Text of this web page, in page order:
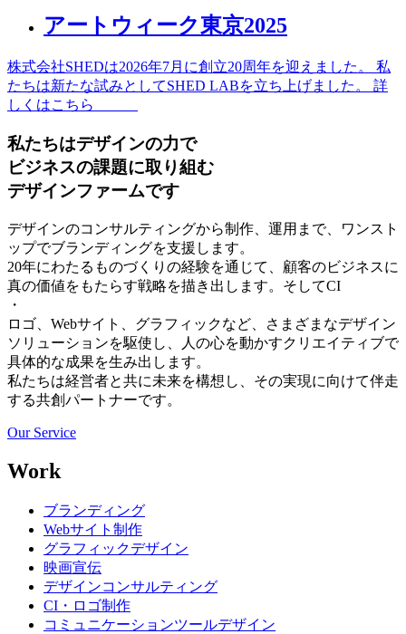
アートウィーク東京2025
株式会社SHEDは2026年7月に創立20周年を迎えました。 私
たちは新たな試みとしてSHED LABを立ち上げました。 詳
しくはこちら
私たちはデザインの力で
ビジネスの課題に取り組む
デザインファームです
デザインのコンサルティングから制作、運用まで、ワンスト
ップでブランディングを支援します。
20年にわたるものづくりの経験を通じて、顧客のビジネスに
真の価値をもたらす戦略を描き出します。そしてCI
・
ロゴ、Webサイト、グラフィックなど、さまざまなデザイン
ソリューションを駆使し、人の心を動かすクリエイティブで
具体的な成果を生み出します。
私たちは経営者と共に未来を構想し、その実現に向けて伴走
する共創パートナーです。
Our Service
Work
ブランディング
Webサイト制作
グラフィックデザイン
映画宣伝
デザインコンサルティング
CI・ロゴ制作
コミュニケーションツールデザイン